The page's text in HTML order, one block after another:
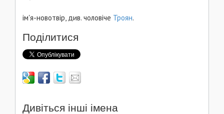
ім'я-новотвір, див. чоловіче Троян.
Поділитися
Дивіться інші імена